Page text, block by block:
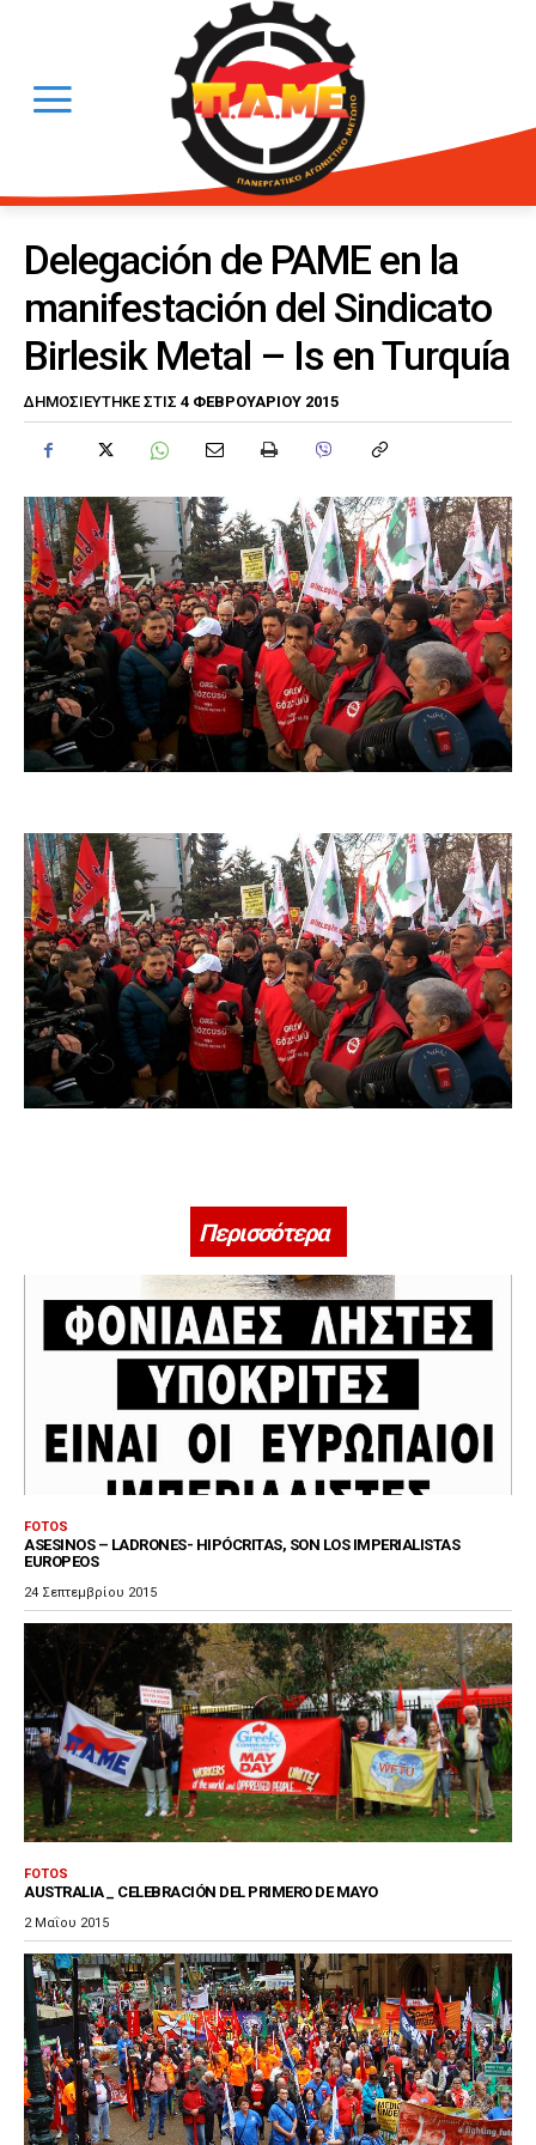
Delegación de PAME en la
manifestación del Sindicato
Birlesik Metal – Is en Turquía
ΔΗΜΟΣΙΕΎΤΗΚΕ ΣΤΙΣ 4 ΦΕΒΡΟΥΑΡΊΟΥ 2015
Περισσότερα
FOTOS
ASESINOS – LADRONES- HIPÓCRITAS, SON LOS IMPERIALISTAS
EUROPEOS
24 Σεπτεμβρίου 2015
FOTOS
AUSTRALIA _ CELEBRACIÓN DEL PRIMERO DE MAYO
2 Μαΐου 2015